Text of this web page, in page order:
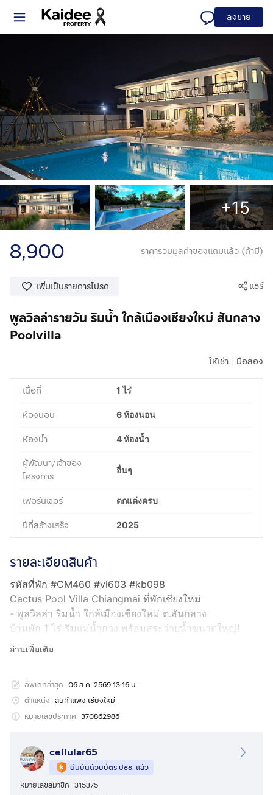
ลงขาย
+15
8,900 ราคารวมมูลค่าของแถมแล้ว (ถ้ามี)
เพิ่มเป็นรายการโปรด แชร์
พูลวิลล่ารายวัน ริมน้ำ ใกล้เมืองเชียงใหม่ สันกลาง
Poolvilla
ให้เช่า มือสอง
เนื้อที่ 1 ไร่
ห้องนอน 6 ห้องนอน
ห้องน้ำ 4 ห้องน้ำ
ผู้พัฒนา/เจ้าของ
โครงการ
อื่นๆ
เฟอร์นิเจอร์ ตกแต่งครบ
ปีที่สร้างเสร็จ 2025
รายละเอียดสินค้า
รหัสที่พัก #CM460 #vi603 #kb098
Cactus Pool Villa Chiangmai ที่พักเชียงใหม่
- พูลวิลล่า ริมน้ำ ใกล้เมืองเชียงใหม่ ต.สันกลาง
บ้านพัก 1 ไร่ ริมแม่น้ำกวง พร้อมสระว่ายน้ำขนาดใหญ่!
- 6 ห้องนอน 7เตียงคิงส์ไซส์ พักได้14 ท่าน 12,900บาท/วัน
- เตาบาร์บีคิว + อุปกรณ์ครัว
- แคมป์ไฟ
- ของเล่นสระน้ำ เสื้อชูชีพ แอร์ทั้งหลัง
สำหรับกลุ่มเพื่อนหรือครอบครัว จอดรถได้มากกว่า 10 คัน
- ห่างจากเซ็นทรัลเฟสติวัลเพียง18นาที
พิกัด https://maps.app.goo.gl/ykgojto5wxE9ueTZ8
อ่านเพิ่มเติม
อัพเดทล่าสุด 06 ส.ค. 2569 13:16 น.
ตำแหน่ง สันกำแพง เชียงใหม่
หมายเลขประกาศ 370862986
cellular65
ยืนยันด้วยบัตร ปชช. แล้ว
หมายเลขสมาชิก 315375